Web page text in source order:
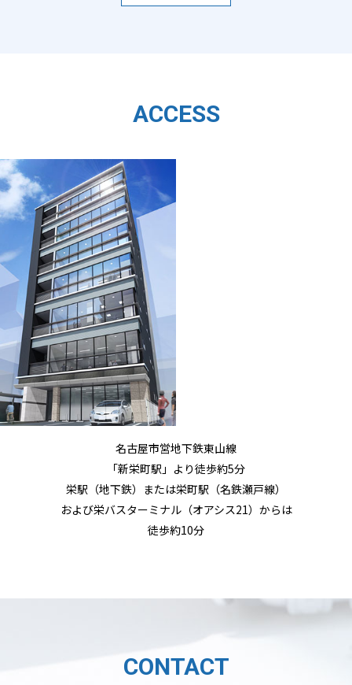
ACCESS
名古屋市営地下鉄東山線
「新栄町駅」より徒歩約5分
栄駅（地下鉄）または栄町駅（名鉄瀬戸線）
および栄バスターミナル（オアシス21）からは
徒歩約10分
CONTACT